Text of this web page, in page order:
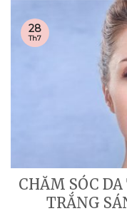
CHĂM SÓC
TRẮNG
28
Th7